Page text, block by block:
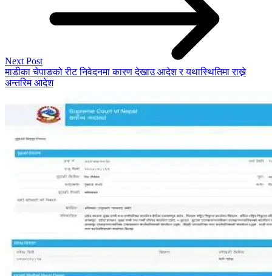
Next Post
माडीका चेपाङको रीट निवेदनमा कारण देखाउ आदेश र यथास्थितिमा राख्ने
अन्तरिम आदेश